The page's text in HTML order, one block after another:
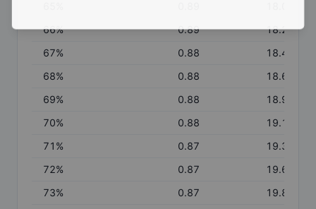
66% 0.89
18.23
67% 0.88
18.46
68% 0.88
18.69
69% 0.88
18.92
70% 0.88
19.16
71 % 0.87
19.39
72% 0.87
19.60
73% 0.87
19.81